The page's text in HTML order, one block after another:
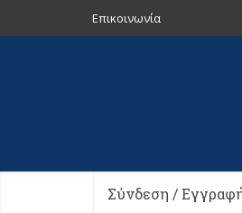
Επικοινωνία
Σύνδεση /